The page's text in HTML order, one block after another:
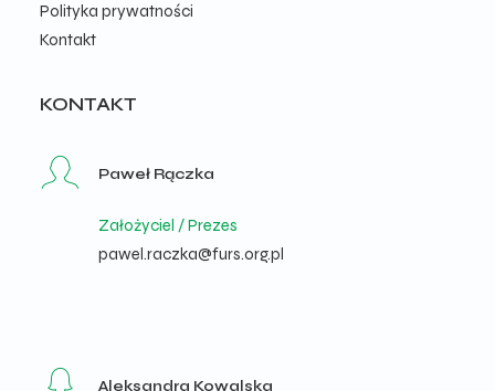
Polityka prywatności
Kontakt
KONTAKT
Paweł Rączka
Założyciel / Prezes
pawel.raczka@furs.org.pl
Aleksandra Kowalska